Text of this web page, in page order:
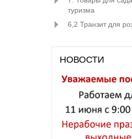
туризма
6,2 Транзит для
НОВОСТИ